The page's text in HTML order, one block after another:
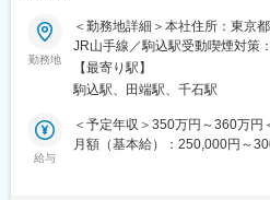
～当社は、刺繍を中心とした服
カー企業です。アパレルブラン
て、刺繍を中心とした加工技術
せします～
イッセイミヤケ、コムデギャル
手企業をはじめ各社と取引基盤
■仕事内容
勤務地
＜勤務地詳細＞本社住所：東京
JR山手線／駒込駅受動喫煙対策
参照
【最寄り駅】
駒込駅、田端駅、千石駅
給与
＜予定年収＞350万円～360万円
月額（基本給）：250,000円～